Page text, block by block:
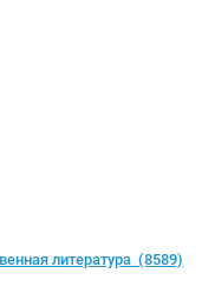
литература (8589)